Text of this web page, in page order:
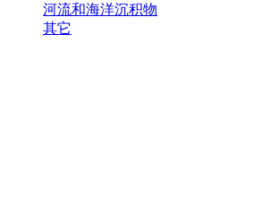
河流和海洋沉积物
其它